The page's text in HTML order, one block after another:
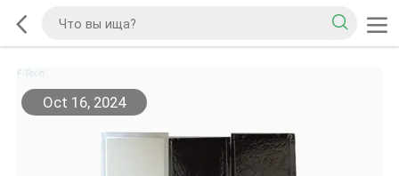
Oct 16, 2024